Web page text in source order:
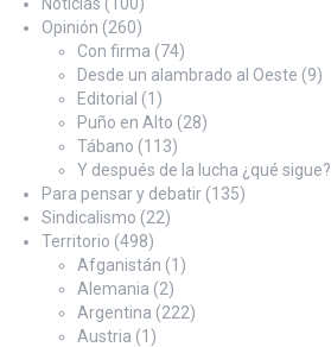
Opinión (260)
Con firma (74)
Desde un alambrado al Oeste (9)
Editorial (1)
Puño en Alto (28)
Tábano (113)
Y después de la lucha ¿qué sigue?
Para pensar y debatir (135)
Sindicalismo (22)
Territorio (498)
Afganistán (1)
Alemania (2)
Argentina (222)
Austria (1)